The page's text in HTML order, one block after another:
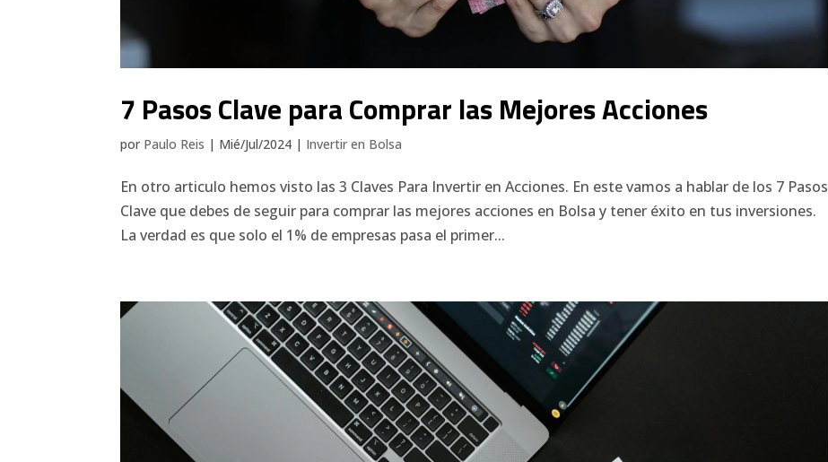
7 Pasos Clave para Comprar las Mejores Acciones
por Paulo Reis | Mié/Jul/2024 | Invertir en Bolsa
En otro articulo hemos visto las 3 Claves Para Invertir en Acciones. En este vamos a hablar de los 7 Pasos
Clave que debes de seguir para comprar las mejores acciones en Bolsa y tener éxito en tus inversiones.
La verdad es que solo el 1% de empresas pasa el primer...